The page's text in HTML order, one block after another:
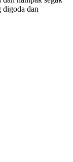
digoda dan